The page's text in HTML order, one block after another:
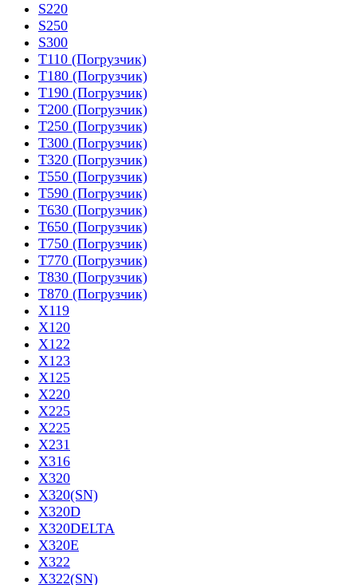
S220
S250
S300
T110 (Погрузчик)
T180 (Погрузчик)
T190 (Погрузчик)
T200 (Погрузчик)
T250 (Погрузчик)
T300 (Погрузчик)
T320 (Погрузчик)
T550 (Погрузчик)
T590 (Погрузчик)
T630 (Погрузчик)
T650 (Погрузчик)
T750 (Погрузчик)
T770 (Погрузчик)
T830 (Погрузчик)
T870 (Погрузчик)
X119
X120
X122
X123
X125
X220
X225
X225
X231
X316
X320
X320(SN)
X320D
X320DELTA
X320E
X322
X322(SN)